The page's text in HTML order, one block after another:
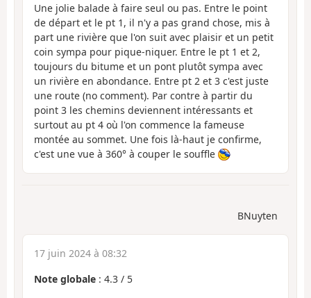
Une jolie balade à faire seul ou pas. Entre le point
de départ et le pt 1, il n'y a pas grand chose, mis à
part une rivière que l'on suit avec plaisir et un petit
coin sympa pour pique-niquer. Entre le pt 1 et 2,
toujours du bitume et un pont plutôt sympa avec
un rivière en abondance. Entre pt 2 et 3 c'est juste
une route (no comment). Par contre à partir du
point 3 les chemins deviennent intéressants et
surtout au pt 4 où l'on commence la fameuse
montée au sommet. Une fois là-haut je confirme,
c'est une vue à 360° à couper le souffle
BNuyten
17 juin 2024 à 08:32
Note globale : 4.3 / 5